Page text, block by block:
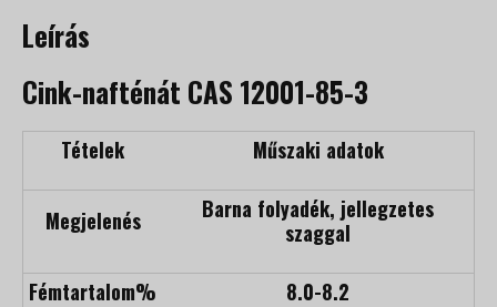
Leírás
Cink-nafténát CAS 12001-85-3
Tételek Műszaki adatok
Megjelenés
Barna folyadék, jellegzetes
szaggal
Fémtartalom% 8.0-8.2